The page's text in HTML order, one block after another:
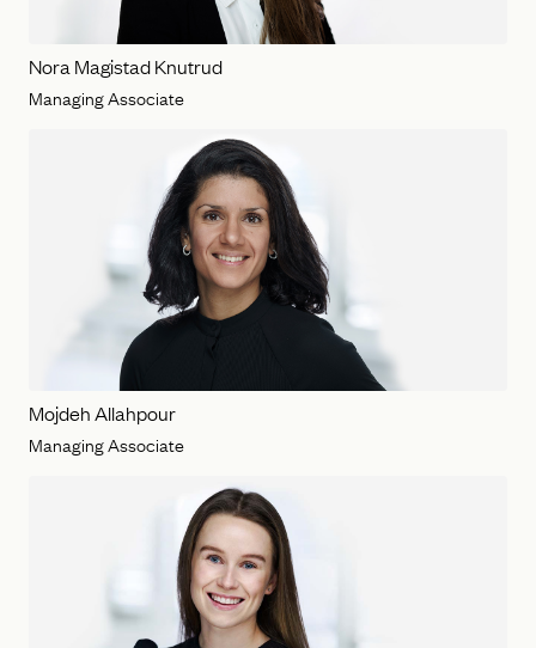
Nora Magistad Knutrud
Managing Associate
Mojdeh Allahpour
Managing Associate